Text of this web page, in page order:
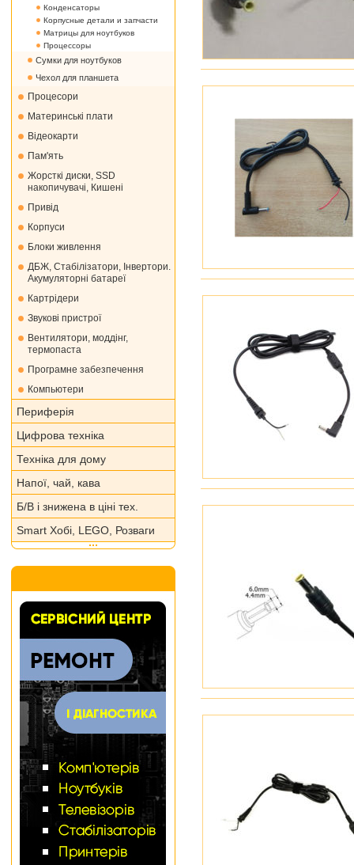
Конденсаторы
Корпусные детали и запчасти
Матрицы для ноутбуков
Процессоры
Сумки для ноутбуков
Чехол для планшета
Процесори
Материнські плати
Відеокарти
Пам'ять
Жорсткі диски, SSD
накопичувачі, Кишені
Привід
Корпуси
Блоки живлення
ДБЖ, Стабілізатори, Інвертори.
Акумуляторні батареї
Картрідери
Звукові пристрої
Вентилятори, моддінг,
термопаста
Програмне забезпечення
Компьютери
Периферія
Цифрова техніка
Техніка для дому
Напої, чай, кава
Б/В і знижена в ціні тех.
Smart Хобі, LEGO, Розваги